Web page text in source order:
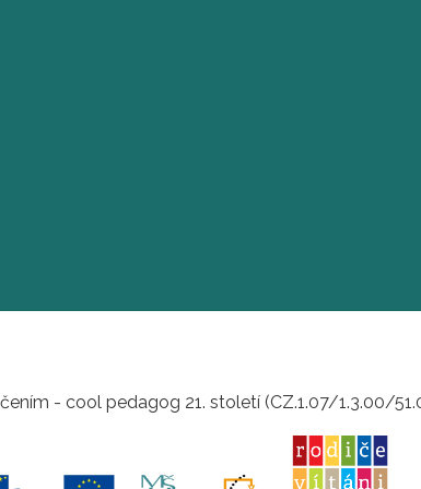
- cool pedagog 21. století (CZ.1.07/1.3.00/